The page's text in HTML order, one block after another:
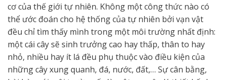
cơ của thế giới tự nhiên. Không một công thức nào có
thể ước đoán cho hệ thống của tự nhiên bởi vạn vật
đều chỉ tìm thấy mình trong một môi trường nhất định:
một cái cây sẽ sinh trưởng cao hay thấp, thân to hay
nhỏ, nhiều hay ít lá đều phụ thuộc vào điều kiện của
những cây xung quanh, đá, nước, đất,… Sự cân bằng,